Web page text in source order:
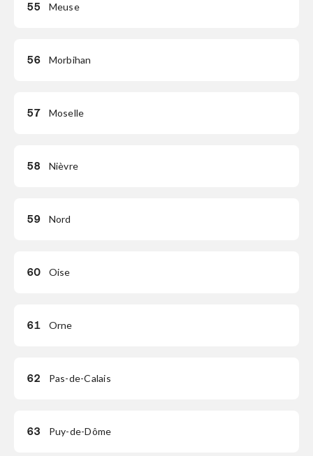
55 Meuse
56 Morbihan
57 Moselle
58 Nièvre
59 Nord
60 Oise
61 Orne
62 Pas-de-Calais
63 Puy-de-Dôme